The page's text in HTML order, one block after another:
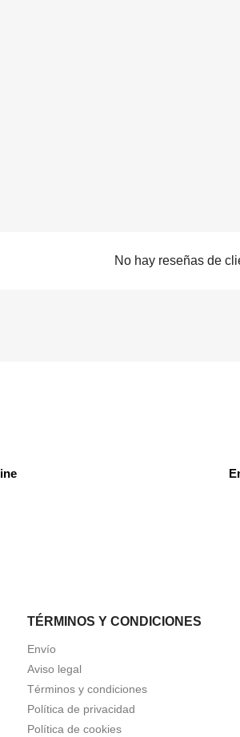
No hay reseñas de
TÉRMINOS Y CONDICIONES
Envío
Aviso legal
Términos y condiciones
Política de privacidad
Política de cookies